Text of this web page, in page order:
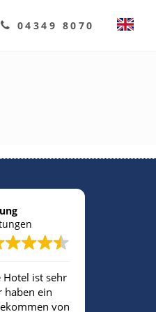
04349 8070
ist sehr
haben ein
von